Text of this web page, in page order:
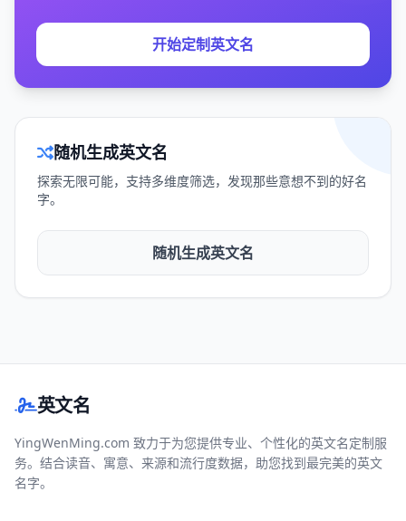
开始定制英文名
随机生成英文名
探索无限可能，支持多维度筛选，发现那些意想不到的好名
字。
随机生成英文名
英文名
YingWenMing.com 致力于为您提供专业、个性化的英文名定制服
务。结合读音、寓意、来源和流行度数据，助您找到最完美的英文
名字。